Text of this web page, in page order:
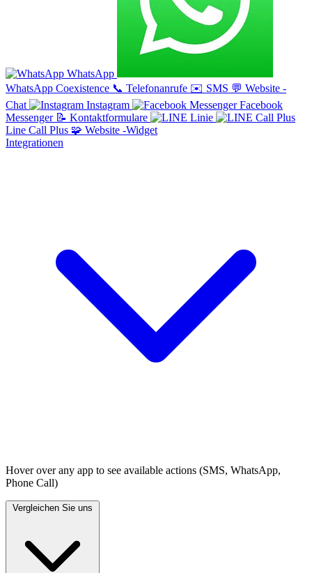
WhatsApp
WhatsApp Coexistence 📞 Telefonanrufe ✉️ SMS 💬 Website -
Chat
Instagram
Facebook
Messenger 📝 Kontaktformulare
Linie
Line Call Plus 🧩 Website -Widget
Integrationen
Hover over any app to see available actions (SMS, WhatsApp,
Phone Call)